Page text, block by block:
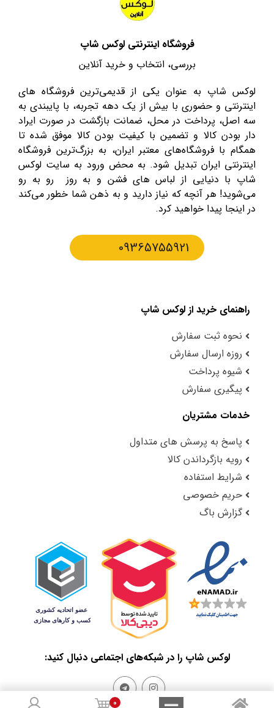
فروشگاه اینترنتی لوکس شاپ
بررسی، انتخاب و خرید آنلاین
لوکس شاپ به عنوان یکی از قدیمی‌ترین فروشگاه های
اینترنتی و حضوری با بیش از یک دهه تجربه، با پایبندی به
سه اصل، پرداخت در محل، ضمانت بازگشت در صورت ایراد
دار بودن کالا و تضمین با کیفیت بودن کالا موفق شده تا
همگام با فروشگاه‌های معتبر ایران، به بزرگ‌ترین فروشگاه
اینترنتی ایران تبدیل شود. به محض ورود به سایت لوکس
شاپ با دنیایی از لباس های فشن و به روز رو به رو
می‌شوید! هر آنچه که نیاز دارید و به ذهن شما خطور می‌کند
در اینجا پیدا خواهید کرد.
09365755921
راهنمای خرید از لوکس شاپ
نحوه ثبت سفارش
روزه ارسال سفارش
شیوه پرداخت
پیگیری سفارش
خدمات مشتریان
پاسخ به پرسش های متداول
رویه بازگرداندن کالا
شرایط استفاده
حریم خصوصی
گزارش باگ
لوکس شاپ را در شبکه‌های اجتماعی دنبال کنید:
0